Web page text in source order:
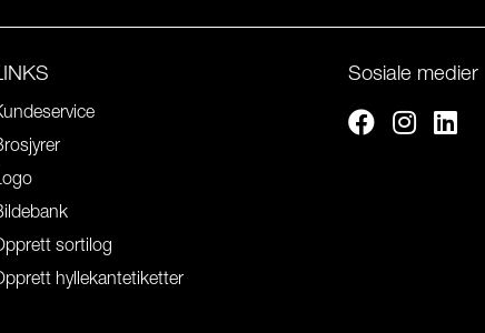
sortilog
hyllekantetiketter
Sosiale medier
FacebookInstagram